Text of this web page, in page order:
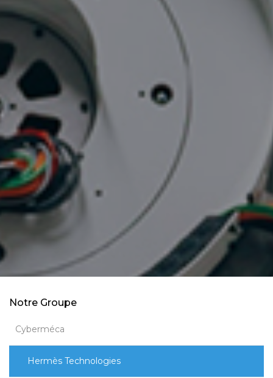
Notre Groupe
Cyberméca
Hermès Technologies